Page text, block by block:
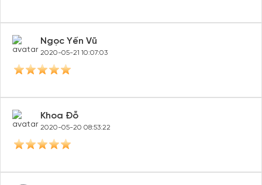
Ngọc Yến Vũ
2020-05-21 10:07:03
Khoa Đỗ
2020-05-20 08:53:22